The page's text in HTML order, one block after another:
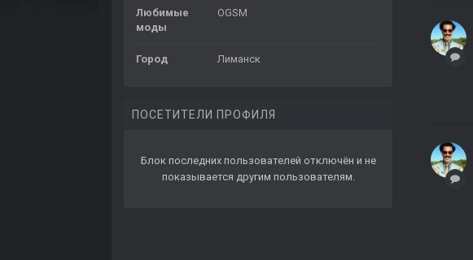
Любимые
моды
OGSM
Город Лиманск
ПОСЕТИТЕЛИ ПРОФИЛЯ
Блок последних пользователей отключён и не
показывается другим пользователям.